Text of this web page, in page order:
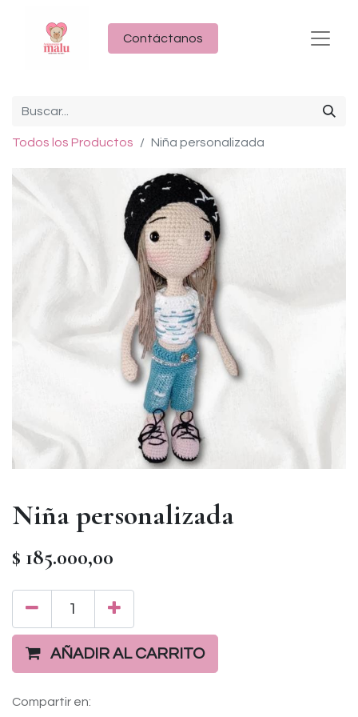
Contáctanos
Todos los Productos Niña personalizada
Niña personalizada
$ 185.000,00
AÑADIR AL CARRITO
Compartir en: